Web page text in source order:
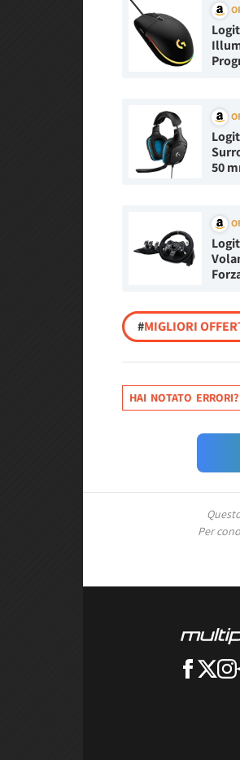
50
#MIGLIORI
HAI NOTATO ERRORI?
Per